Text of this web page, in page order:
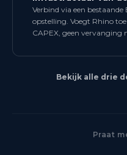
Verbind via een
opstelling. Voegt Rhino
CAPEX, geen vervanging
Bekijk alle drie
Praat